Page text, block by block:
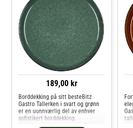
189,00 kr
Borddekking på sitt besteBitz
Gastro Tallerken i svart og grønn
er en uunnværlig del av enhver
sofistikert borddekking.